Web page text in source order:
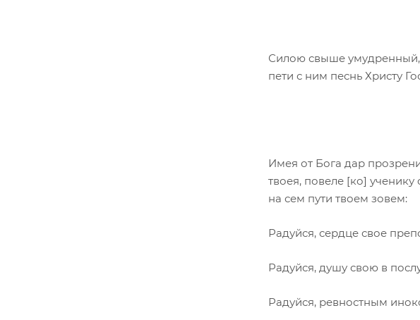
Силою свыше умудренный,
пети с ним песнь Христу
Имея от Бога дар
твоея, повеле [ко]
на сем пути твоем зовем:
Радуйся, сердце свое
Радуйся, душу свою в
Радуйся, ревностным